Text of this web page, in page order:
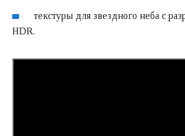
текстуры для звездного неба с
HDR.